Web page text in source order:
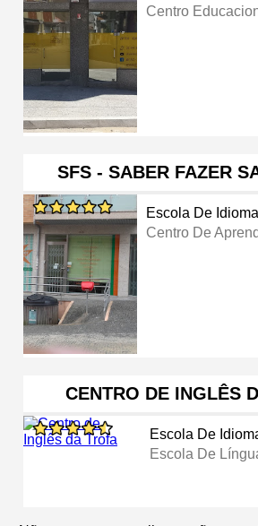
Centro
SFS - SABER FAZER
Escola De
Centro De
CENTRO DE INGLÊS
Escola De
Escola De